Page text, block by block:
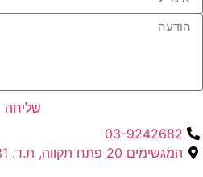
שליחה
03-9242682
המגשימים 20 פתח תקווה, ת.ד. 7631, מיקוד 4934829